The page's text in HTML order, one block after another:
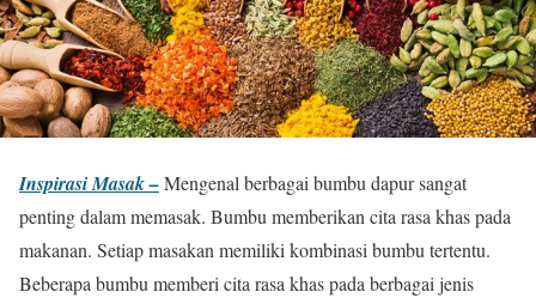
Inspirasi Masak –Mengenal berbagai bumbu dapur sangat
penting dalam memasak. Bumbu memberikan cita rasa khas pada
makanan. Setiap masakan memiliki kombinasi bumbu tertentu.
Beberapa bumbu memberi cita rasa khas pada berbagai jenis